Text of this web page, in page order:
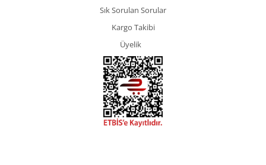
Sık Sorulan Sorular
Kargo Takibi
Üyelik